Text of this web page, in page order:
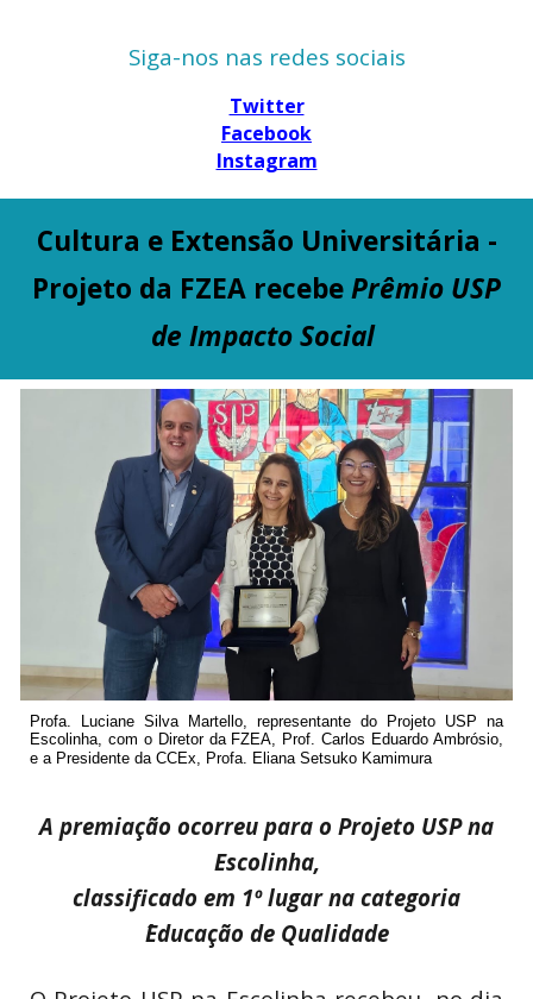
Siga-nos nas redes sociais
Twitter
Facebook
Instagram
Cultura e Extensão Universitária -
Projeto da FZEA recebePrêmio USP
de Impacto Social
Profa. Luciane Silva Martello, representante do Projeto USP na
Escolinha, com o Diretor da FZEA, Prof. Carlos Eduardo Ambrósio,
e a Presidente da CCEx, Profa. Eliana Setsuko Kamimura
A premiação ocorreu para o Projeto USP na
Escolinha,
classificado em 1º lugar na categoria
´Educação de Qualidade